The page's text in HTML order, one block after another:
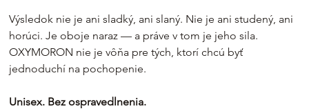
Výsledok nie je ani sladký, ani slaný. Nie je ani studený, ani
horúci. Je oboje naraz — a práve v tom je jeho sila.
OXYMORON nie je vôňa pre tých, ktorí chcú byť
jednoduchí na pochopenie.
Unisex. Bez ospravedlnenia.